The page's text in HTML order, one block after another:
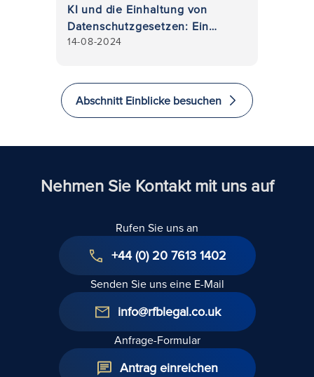
KI und die Einhaltung von
Datenschutzgesetzen: Ein
Leitfaden für Organisationen
14-08-2024
Abschnitt Einblicke besuchen
Nehmen Sie Kontakt mit uns auf
Rufen Sie uns an
+44 (0) 20 7613 1402
Senden Sie uns eine E-Mail
info@rfblegal.co.uk
Anfrage-Formular
Antrag einreichen